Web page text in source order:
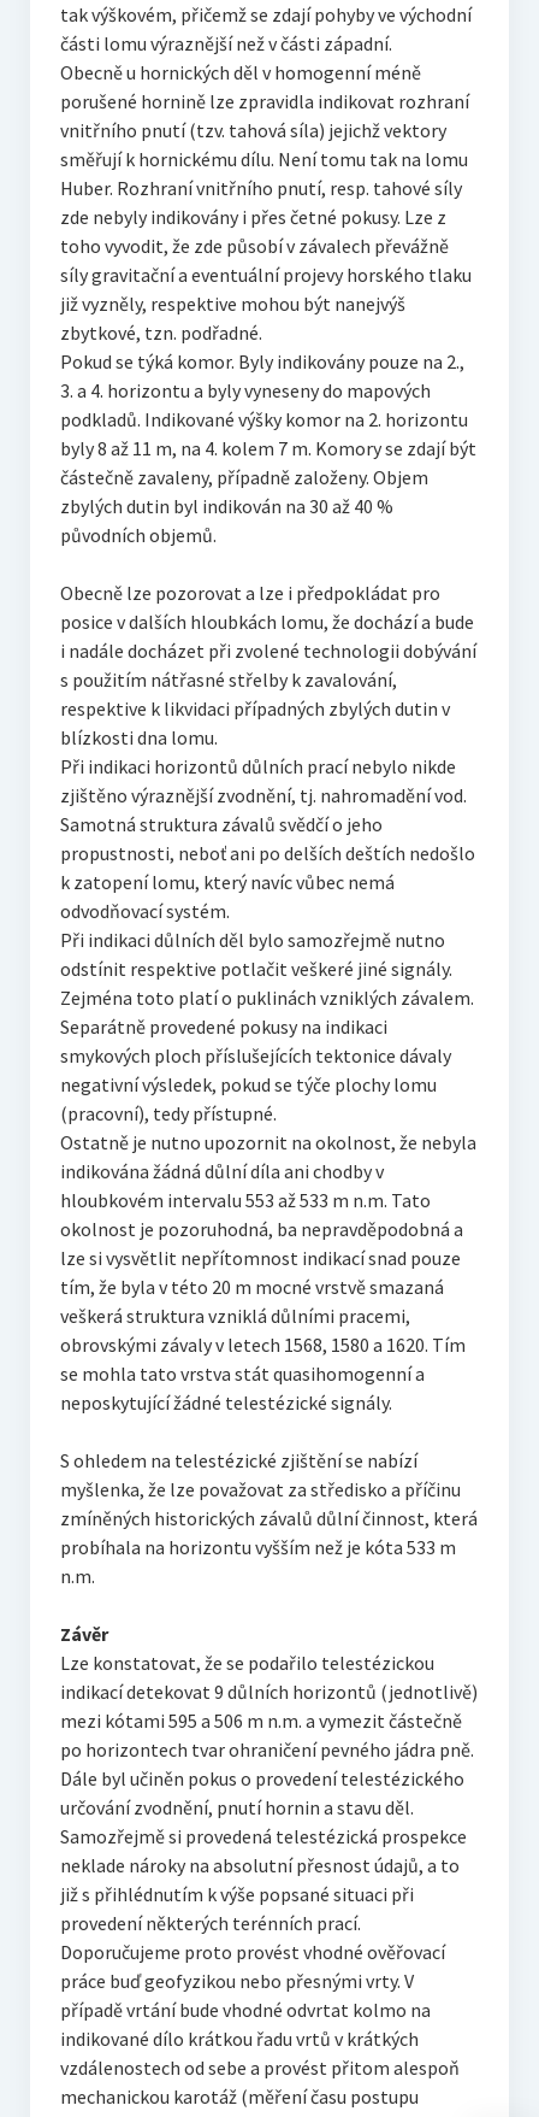
tak výškovém, přičemž se zdají pohyby ve východní
části lomu výraznější než v části západní.
Obecně u hornických děl v homogenní méně
porušené hornině lze zpravidla indikovat rozhraní
vnitřního pnutí (tzv. tahová síla) jejichž vektory
směřují k hornickému dílu. Není tomu tak na lomu
Huber. Rozhraní vnitřního pnutí, resp. tahové síly
zde nebyly indikovány i přes četné pokusy. Lze z
toho vyvodit, že zde působí v závalech převážně
síly gravitační a eventuální projevy horského tlaku
již vyzněly, respektive mohou být nanejvýš
zbytkové, tzn. podřadné.
Pokud se týká komor. Byly indikovány pouze na 2.,
3. a 4. horizontu a byly vyneseny do mapových
podkladů. Indikované výšky komor na 2. horizontu
byly 8 až 11 m, na 4. kolem 7 m. Komory se zdají být
částečně zavaleny, případně založeny. Objem
zbylých dutin byl indikován na 30 až 40 %
původních objemů.
Obecně lze pozorovat a lze i předpokládat pro
posice v dalších hloubkách lomu, že dochází a bude
i nadále docházet při zvolené technologii dobývání
s použitím nátřasné střelby k zavalování,
respektive k likvidaci případných zbylých dutin v
blízkosti dna lomu.
Při indikaci horizontů důlních prací nebylo nikde
zjištěno výraznější zvodnění, tj. nahromadění vod.
Samotná struktura závalů svědčí o jeho
propustnosti, neboť ani po delších deštích nedošlo
k zatopení lomu, který navíc vůbec nemá
odvodňovací systém.
Při indikaci důlních děl bylo samozřejmě nutno
odstínit respektive potlačit veškeré jiné signály.
Zejména toto platí o puklinách vzniklých závalem.
Separátně provedené pokusy na indikaci
smykových ploch příslušejících tektonice dávaly
negativní výsledek, pokud se týče plochy lomu
(pracovní), tedy přístupné.
Ostatně je nutno upozornit na okolnost, že nebyla
indikována žádná důlní díla ani chodby v
hloubkovém intervalu 553 až 533 m n.m. Tato
okolnost je pozoruhodná, ba nepravděpodobná a
lze si vysvětlit nepřítomnost indikací snad pouze
tím, že byla v této 20 m mocné vrstvě smazaná
veškerá struktura vzniklá důlními pracemi,
obrovskými závaly v letech 1568, 1580 a 1620. Tím
se mohla tato vrstva stát quasihomogenní a
neposkytující žádné telestézické signály.
S ohledem na telestézické zjištění se nabízí
myšlenka, že lze považovat za středisko a příčinu
zmíněných historických závalů důlní činnost, která
probíhala na horizontu vyšším než je kóta 533 m
n.m.
Závěr
Lze konstatovat, že se podařilo telestézickou
indikací detekovat 9 důlních horizontů (jednotlivě)
mezi kótami 595 a 506 m n.m. a vymezit částečně
po horizontech tvar ohraničení pevného jádra pně.
Dále byl učiněn pokus o provedení telestézického
určování zvodnění, pnutí hornin a stavu děl.
Samozřejmě si provedená telestézická prospekce
neklade nároky na absolutní přesnost údajů, a to
již s přihlédnutím k výše popsané situaci při
provedení některých terénních prací.
Doporučujeme proto provést vhodné ověřovací
práce buď geofyzikou nebo přesnými vrty. V
případě vrtání bude vhodné odvrtat kolmo na
indikované dílo krátkou řadu vrtů v krátkých
vzdálenostech od sebe a provést přitom alespoň
mechanickou karotáž (měření času postupu